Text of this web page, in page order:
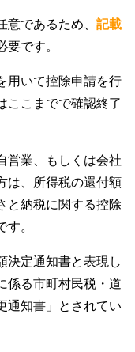
であるため、 記載
要です。
用いて控除申請を行
ここまでで確認終了
営業、もしくは会社
は、所得税の還付額
と納税に関する控除
。
決定通知書と表現し
係る市町村民税・道
知書」とされてい